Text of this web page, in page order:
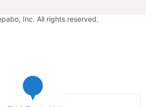
Inc. All rights reserved.